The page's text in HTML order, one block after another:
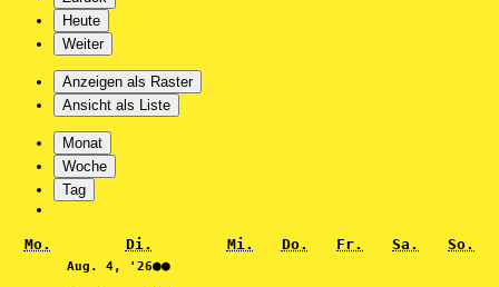
Heute
Weiter
Anzeigen als Raster
Ansicht als
Liste
Monat
Woche
Tag
Mo. Di. Mi. Mittwoch
Do. Donnerstag
Fr. Freitag
Sa. Samstag
So.
Aug. 4, '264.
●●(2